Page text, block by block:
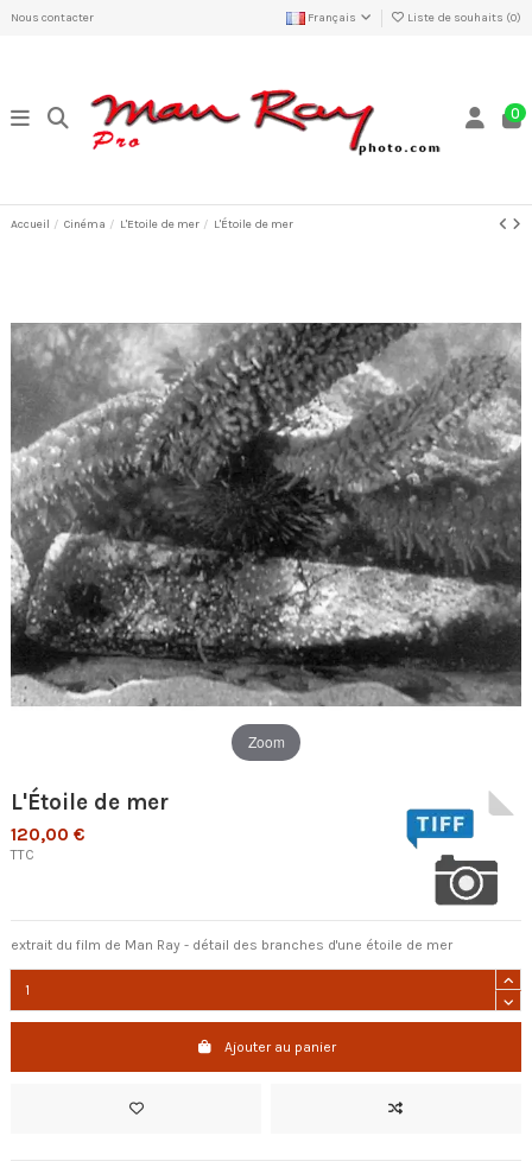
Nous contacter Français Liste de souhaits (0)
0
Accueil Cinéma L'Etoile de mer L'Étoile de mer
Zoom
L'Étoile de mer
120,00 €
TTC
extrait du film de Man Ray - détail des branches d'une étoile de mer
Ajouter au panier